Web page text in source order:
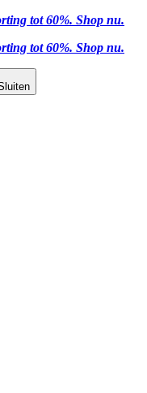
tot 60%. Shop nu.
tot 60%. Shop nu.